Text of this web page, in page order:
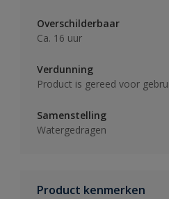
Overschilderbaar
Ca. 16 uur
Verdunning
Product is gereed voor
Samenstelling
Watergedragen
Product kenmerken